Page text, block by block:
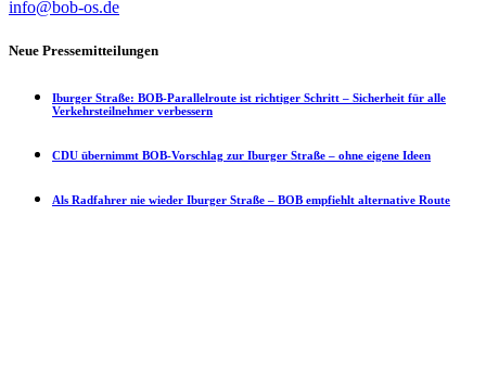
info@bob-os.de
Neue Pressemitteilungen
Iburger Straße: BOB-Parallelroute ist richtiger Schritt – Sicherheit für alle
Verkehrsteilnehmer verbessern
CDU übernimmt BOB-Vorschlag zur Iburger Straße – ohne eigene Ideen
Als Radfahrer nie wieder Iburger Straße – BOB empfiehlt alternative Route